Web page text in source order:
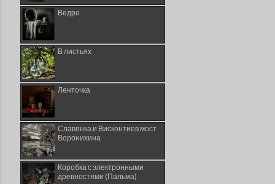
Ведро
В листьях
Ленточка
Славянка и Висконтиев мост
Воронихина
Коробка с электронными
древностями (Пальма)